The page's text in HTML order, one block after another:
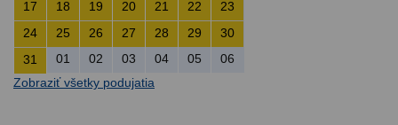
17
18 19 20 21 22
23
24
25 26 27 28 29
30
31
01 02 03 04 05
06
Zobraziť všetky podujatia